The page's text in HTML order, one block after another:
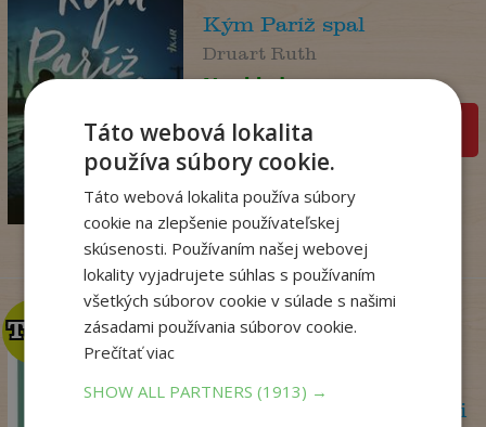
14,90€
3,95€
Kým Paríž spal
Druart Ruth
Na sklade
pridať do košíka
TOP
TOP
Psychoterapeutka v akcii
Táto webová lokalita
používa súbory cookie.
Táto webová lokalita používa súbory
cookie na zlepšenie používateľskej
skúsenosti. Používaním našej webovej
lokality vyjadrujete súhlas s používaním
všetkých súborov cookie v súlade s našimi
zásadami používania súborov cookie.
Prečítať viac
SHOW ALL PARTNERS(1913) →